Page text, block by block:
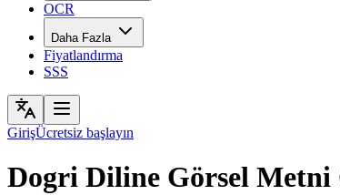
OCR
Daha Fazla
Fiyatlandırma
SSS
GirişÜcretsiz başlayın
Dogri Diline Görsel